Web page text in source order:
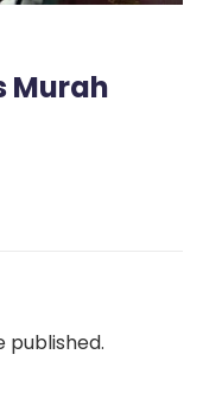
Murah
published.